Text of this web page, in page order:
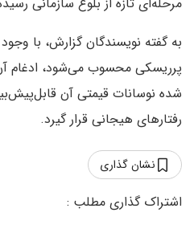
به گفته نویسندگان گزارش، با
پرریسکی محسوب می‌شود، ادغام
شده نوسانات قیمتی آن
رفتارهای هیجانی قرار گیرد.
نشان گذاری